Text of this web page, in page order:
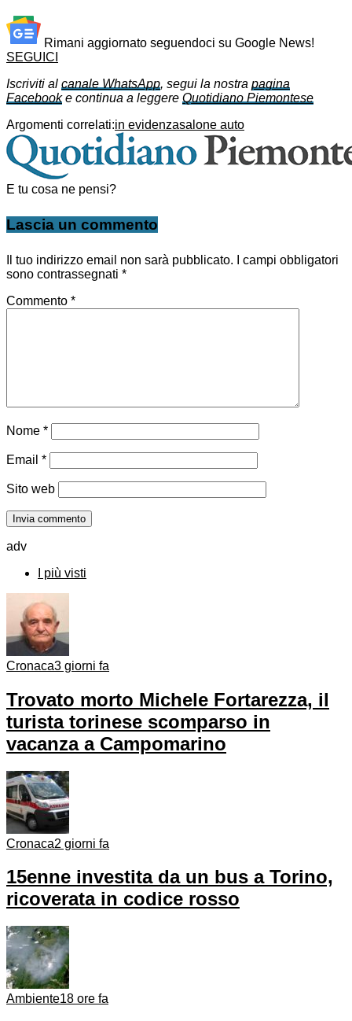
Rimani aggiornato seguendoci su Google News!
SEGUICI
Iscriviti al canale WhatsApp, segui la nostra pagina
Facebooke continua a leggere Quotidiano Piemontese
Argomenti correlati:in evidenzasalone auto
E tu cosa ne pensi?
Lascia un commento
Il tuo indirizzo email non sarà pubblicato.
I campi obbligatori
sono contrassegnati *
Commento *
Nome *
Email *
Sito web
adv
I più visti
Cronaca3 giorni fa
Trovato morto Michele Fortarezza, il
turista torinese scomparso in
vacanza a Campomarino
Cronaca2 giorni fa
15enne investita da un bus a Torino,
ricoverata in codice rosso
Ambiente18 ore fa